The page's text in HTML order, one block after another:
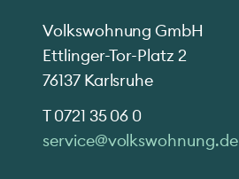
Volkswohnung GmbH
Ettlinger-Tor-Platz 2
76137 Karlsruhe
T0721 35 06 0
service@volkswohnung.de